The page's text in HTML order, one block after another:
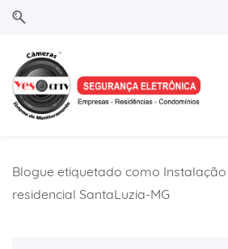
Skip
search
Skip
main
content
Blogue etiquetado como
residencial SantaLuzia-MG